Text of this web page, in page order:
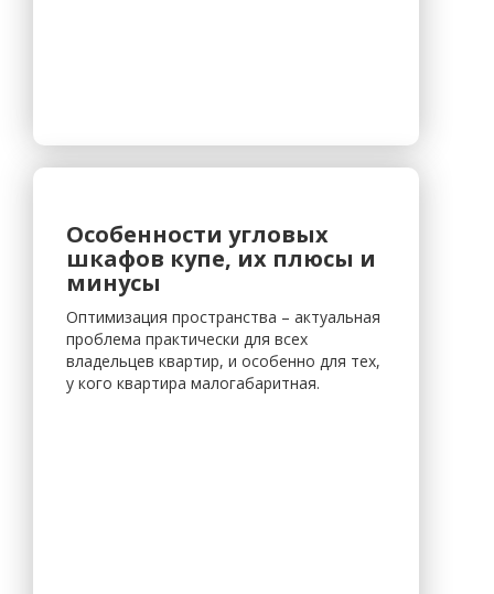
Особенности угловых
шкафов купе, их плюсы и
минусы
Оптимизация пространства – актуальная
проблема практически для всех
владельцев квартир, и особенно для тех,
у кого квартира малогабаритная.